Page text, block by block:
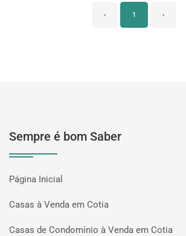
‹ 1 ›
Sempre é bom Saber
Página Inicial
Casas à Venda em Cotia
Casas de Condomínio à Venda em Cotia